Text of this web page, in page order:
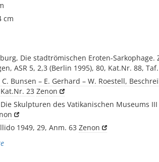
cm
Die stadtrömischen Eroten-
ASR 5, 2,3 (Berlin 1995), 80, Kat.Nr. 88,
C. Bunsen – E. Gerhard – W. Roestell,
23 Zenon
Skulpturen des Vatikanischen Museums
1949, 29, Anm. 63 Zenon